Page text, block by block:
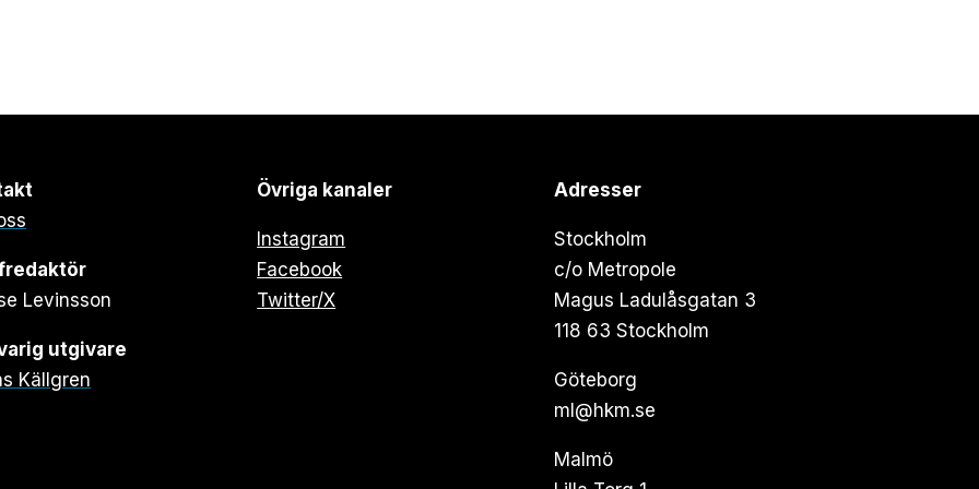
Levinsson
utgivare
Källgren
Övriga kanaler
Instagram
Facebook
Twitter/X
Adresser
Stockholm
c/o Metropole
Magus Ladulåsgatan 3
118 63 Stockholm
Göteborg
ml@hkm.se
Malmö